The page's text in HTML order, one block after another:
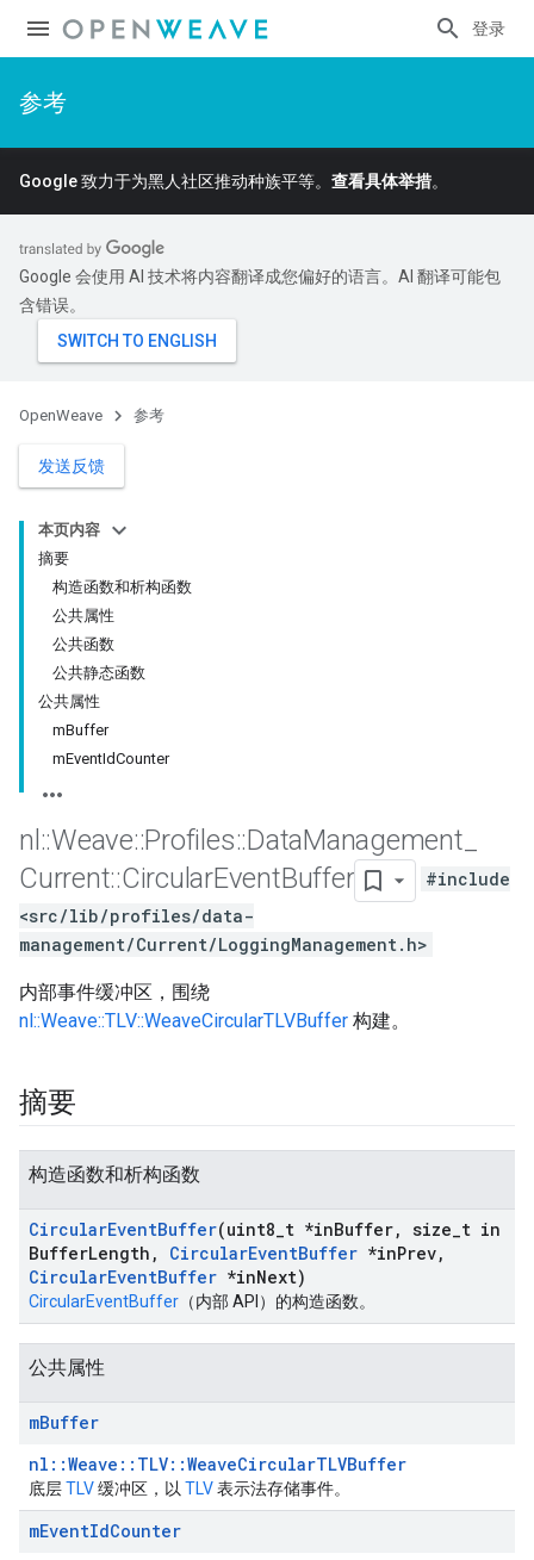
登录
参考
Google 致力于为黑人社区推动种族平等。 查看具体举措。
Google 会使用 AI 技术将内容翻译成您偏好的语言。AI 翻译可能包
含错误。
OpenWeave 参考
发送反馈
本页内容
摘要
构造函数和析构函数
公共属性
公共函数
公共静态函数
公共属性
mBuffer
mEventIdCounter
nl ::Weave::Profiles::DataManagement
Current::CircularEventBuffer
#include
<src/lib/profiles/data-
management/Current/LoggingManagement.h>
内部事件缓冲区，围绕
nl::Weave::TLV::WeaveCircularTLVBuffer 构建。
摘要
构造函数和析构函数
CircularEventBuffer(uint8 t *inBuffer, size t in
BufferLength , CircularEventBuffer *inPrev,
CircularEventBuffer *inNext)
CircularEventBuffer （内部 API）的构造函数。
公共属性
mBuffer
nl::Weave::TLV::WeaveCircularTLVBuffer
底层TLV缓冲区，以 TLV表示法存储事件。
mEventIdCounter